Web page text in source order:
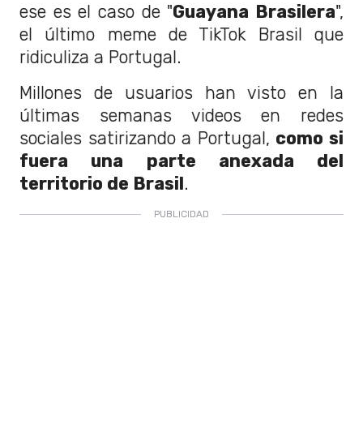
ese es el caso de "Guayana Brasilera",
el último meme de TikTok Brasil que
ridiculiza a Portugal.
Millones de usuarios han visto en la
últimas semanas videos en redes
sociales satirizando a Portugal, como si
fuera una parte anexada del
territorio de Brasil.